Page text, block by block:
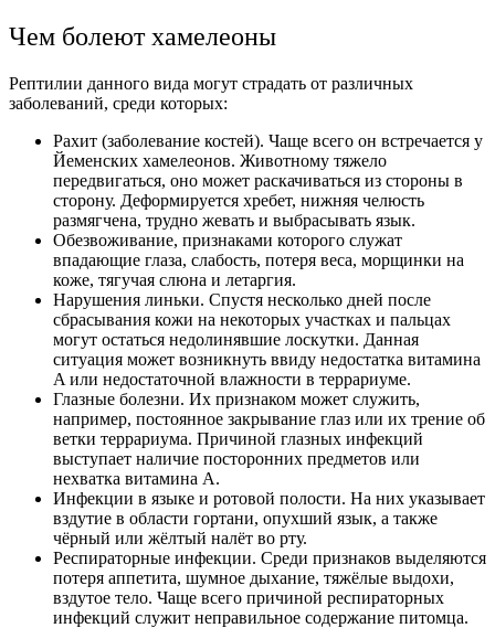
Чем болеют хамелеоны
Рептилии данного вида могут страдать от различных
заболеваний, среди которых:
Рахит (заболевание костей). Чаще всего он встречается у
Йеменских хамелеонов. Животному тяжело
передвигаться, оно может раскачиваться из стороны в
сторону. Деформируется хребет, нижняя челюсть
размягчена, трудно жевать и выбрасывать язык.
Обезвоживание, признаками которого служат
впадающие глаза, слабость, потеря веса, морщинки на
коже, тягучая слюна и летаргия.
Нарушения линьки. Спустя несколько дней после
сбрасывания кожи на некоторых участках и пальцах
могут остаться недолинявшие лоскутки. Данная
ситуация может возникнуть ввиду недостатка витамина
A или недостаточной влажности в террариуме.
Глазные болезни. Их признаком может служить,
например, постоянное закрывание глаз или их трение об
ветки террариума. Причиной глазных инфекций
выступает наличие посторонних предметов или
нехватка витамина A.
Инфекции в языке и ротовой полости. На них указывает
вздутие в области гортани, опухший язык, а также
чёрный или жёлтый налёт во рту.
Респираторные инфекции. Среди признаков выделяются
потеря аппетита, шумное дыхание, тяжёлые выдохи,
вздутое тело. Чаще всего причиной респираторных
инфекций служит неправильное содержание питомца.